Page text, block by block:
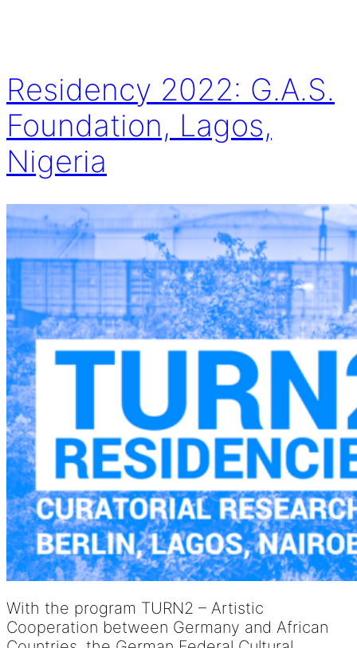
Residency 2022: G.A.S.
Foundation, Lagos,
Nigeria
With the program TURN2 – Artistic
Cooperation between Germany and African